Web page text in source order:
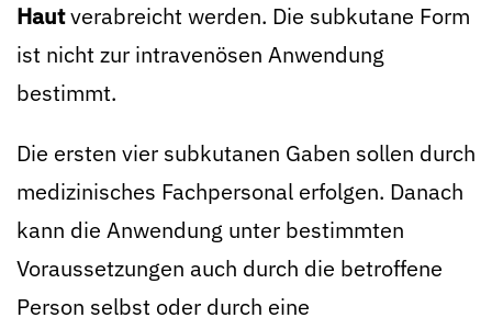
Hautverabreicht werden. Die subkutane Form
ist nicht zur intravenösen Anwendung
bestimmt.
Die ersten vier subkutanen Gaben sollen durch
medizinisches Fachpersonal erfolgen. Danach
kann die Anwendung unter bestimmten
Voraussetzungen auch durch die betroffene
Person selbst oder durch eine